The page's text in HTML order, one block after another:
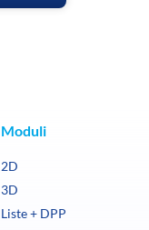
Moduli
2D
3D
Liste + DPP